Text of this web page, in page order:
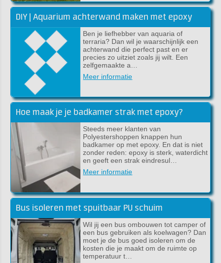
DIY | Aquarium achterwand maken met epoxy
Ben je liefhebber van aquaria of
terraria? Dan wil je waarschijnlijk een
achterwand die perfect past en er
precies zo uitziet zoals jij wilt. Een
zelfgemaakte a…
Meer informatie
Hoe maak je je badkamer strak met epoxy?
Steeds meer klanten van
Polyestershoppen knappen hun
badkamer op met epoxy. En dat is niet
zonder reden: epoxy is sterk, waterdicht
en geeft een strak eindresul…
Meer informatie
Bus isoleren met spuitbaar PU schuim
Wil jij een bus ombouwen tot camper of
een bus gebruiken als koelwagen? Dan
moet je de bus goed isoleren om de
kosten die je maakt om de ruimte op
temperatuur t…